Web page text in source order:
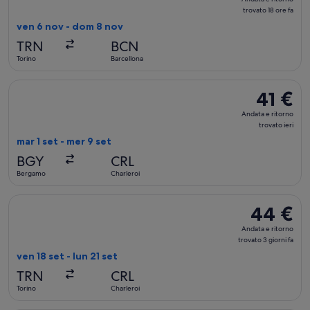
e
trovato 18 ore fa
ven 6 nov - dom 8 nov
TRN
Torino
BCN
Barcellona
41 €
Andata
e
41 €
Andata e ritorno
trovato ieri
mar 1 set - mer 9 set
BGY
Bergamo
CRL
Charleroi
44 €
Andata
e
44 €
Andata e ritorno
trovato 3 giorni fa
ven 18 set - lun 21 set
TRN
Torino
CRL
Charleroi